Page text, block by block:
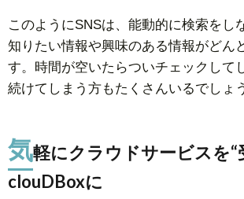
このようにSNSは、能動的に検索をし
知りたい情報や興味のある情報がどん
す。時間が空いたらついチェックして
続けてしまう方もたくさんいるでしょ
気軽にクラウドサービスを“
clouDBoxに